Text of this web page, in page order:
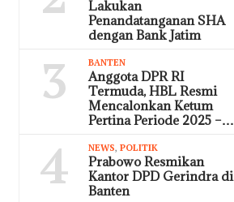
Lakukan
Penandatanganan SHA
dengan Bank Jatim
3 BANTEN
Anggota DPR RI
Termuda, HBL Resmi
Mencalonkan Ketum
Pertina Periode 2025 –…
4 NEWS,POLITIK
Prabowo Resmikan
Kantor DPD Gerindra di
Banten